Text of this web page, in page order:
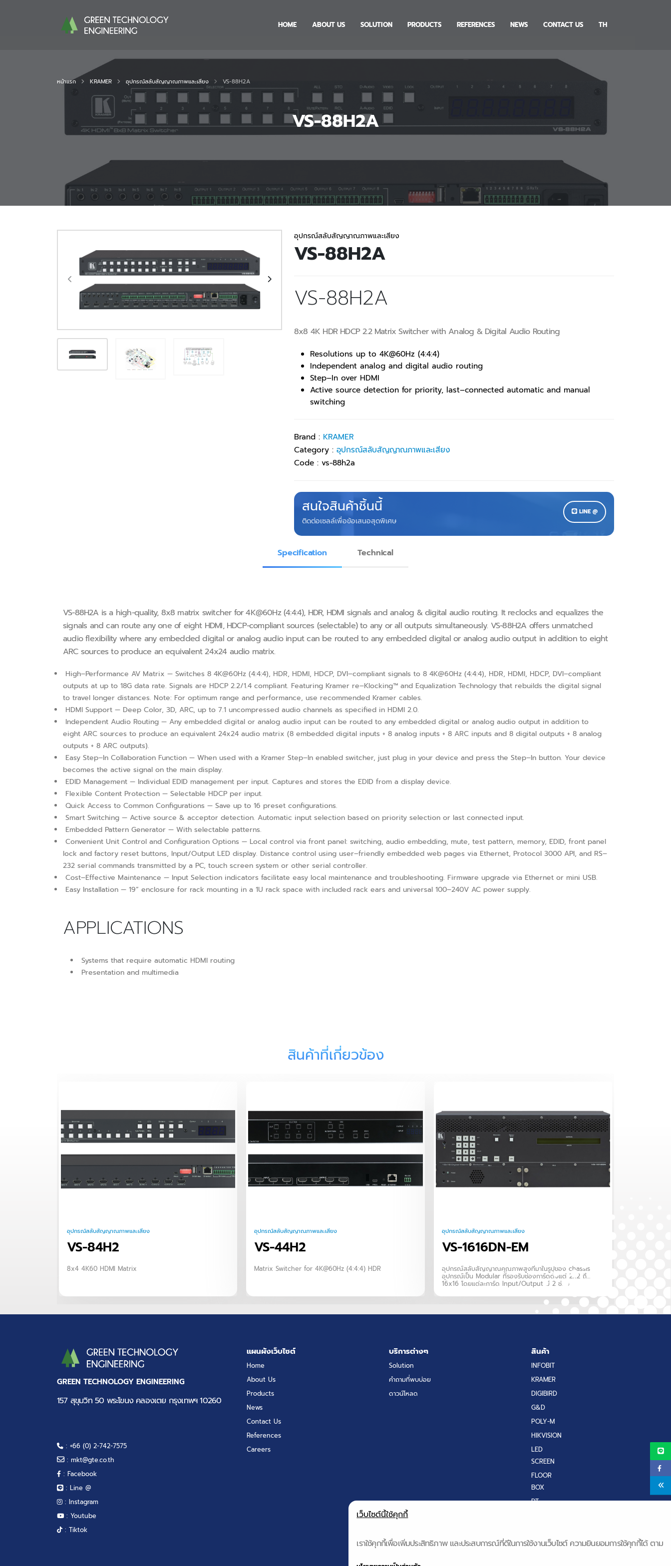
HOME ABOUT US SOLUTION PRODUCTS REFERENCES NEWS CONTACT US TH
VS-88H2A
หน้าแรก KRAMER อุปกรณ์สลับสัญญาณภาพและเสียง VS-88H2A
อุปกรณ์สลับสัญญาณภาพและเสียง
VS-88H2A
VS-88H2A
8x8 4K HDR HDCP 2.2 Matrix Switcher with Analog & Digital Audio Routing
Resolutions up to 4K@60Hz (4:4:4)
Independent analog and digital audio routing
Step–In over HDMI
Active source detection for priority, last–connected automatic and manual
switching
Brand : KRAMER
Category : อุปกรณ์สลับสัญญาณภาพและเสียง
Code : vs-88h2a
สนใจสินค้าชิ้นนี้
ติดต่อเซลล์เพื่อข้อเสนอสุดพิเศษ
LINE @
Specification Technical
VS−88H2A is a high−quality, 8x8 matrix switcher for 4K@60Hz (4:4:4), HDR, HDMI signals and analog & digital audio routing. It reclocks and equalizes the
signals and can route any one of eight HDMI, HDCP−compliant sources (selectable) to any or all outputs simultaneously. VS−88H2A offers unmatched
audio flexibility where any embedded digital or analog audio input can be routed to any embedded digital or analog audio output in addition to eight
ARC sources to produce an equivalent 24x24 audio matrix.
High–Performance AV Matrix — Switches 8 4K@60Hz (4:4:4), HDR, HDMI, HDCP, DVI–compliant signals to 8 4K@60Hz (4:4:4), HDR, HDMI, HDCP, DVI–compliant
outputs at up to 18G data rate. Signals are HDCP 2.2/1.4 compliant. Featuring Kramer re–Klocking™ and Equalization Technology that rebuilds the digital signal
to travel longer distances. Note: For optimum range and performance, use recommended Kramer cables.
HDMI Support — Deep Color, 3D, ARC, up to 7.1 uncompressed audio channels as specified in HDMI 2.0.
Independent Audio Routing — Any embedded digital or analog audio input can be routed to any embedded digital or analog audio output in addition to
eight ARC sources to produce an equivalent 24x24 audio matrix (8 embedded digital inputs + 8 analog inputs + 8 ARC inputs and 8 digital outputs + 8 analog
outputs + 8 ARC outputs).
Easy Step–In Collaboration Function — When used with a Kramer Step–In enabled switcher, just plug in your device and press the Step–In button. Your device
becomes the active signal on the main display.
EDID Management — Individual EDID management per input. Captures and stores the EDID from a display device.
Flexible Content Protection — Selectable HDCP per input.
Quick Access to Common Configurations — Save up to 16 preset configurations.
Smart Switching — Active source & acceptor detection. Automatic input selection based on priority selection or last connected input.
Embedded Pattern Generator — With selectable patterns.
Convenient Unit Control and Configuration Options — Local control via front panel: switching, audio embedding, mute, test pattern, memory, EDID, front panel
lock and factory reset buttons, Input/Output LED display. Distance control using user–friendly embedded web pages via Ethernet, Protocol 3000 API, and RS–
232 serial commands transmitted by a PC, touch screen system or other serial controller.
Cost–Effective Maintenance — Input Selection indicators facilitate easy local maintenance and troubleshooting. Firmware upgrade via Ethernet or mini USB.
Easy Installation — 19” enclosure for rack mounting in a 1U rack space with included rack ears and universal 100–240V AC power supply.
APPLICATIONS
Systems that require automatic HDMI routing
Presentation and multimedia
สินค้าที่เกี่ยวข้อง
อุปกรณ์สลับสัญญาณภาพและเสียง
VS-84H2
8x4 4K60 HDMI Matrix
อุปกรณ์สลับสัญญาณภาพและเสียง
VS-44H2
Matrix Switcher for 4K@60Hz (4:4:4) HDR
อุปกรณ์สลับสัญญาณภาพและเสียง
VS-1616DN-EM
อุปกรณ์สลับสัญญาณคุณภาพสูงที่มาในรูปของ chassis.
อุปกรณ์เป็น Modular ที่รองรับช่องการ์ดตั้งแต่ 2x2 ถึง
16x16 โดยแต่ละการ์ด Input/Output มี 2 ช่อง
GREEN TECHNOLOGY ENGINEERING
157 สุขุมวิท 50 พระโขนง คลองเตย กรุงเทพฯ 10260
: +66 (0) 2-742-7575
: mkt@gte.co.th
: Facebook
: Line @
: Instagram
: Youtube
: Tiktok
แผนผังเว็บไซต์
Home
About Us
Products
News
Contact Us
References
Careers
บริการต่างๆ
Solution
คำถามที่พบบ่อย
ดาวน์โหลด
สินค้า
INFOBIT
KRAMER
DIGIBIRD
G&D
POLY-M
HIKVISION
LED
SCREEN
FLOOR
BOX
DT
& Q-NEX
เว็บไซต์นี้ใช้คุกกี้
เราใช้คุกกี้เพื่อเพิ่มประสิทธิภาพ และประสบการณ์ที่ดีในการใช้งานเว็บไซต์ ความยินยอมการใช้คุกกี้ได้ ตาม